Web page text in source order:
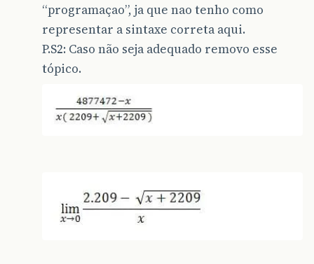
“programaçao”, ja que nao tenho como
representar a sintaxe correta aqui.
P.S2: Caso não seja adequado removo esse
tópico.